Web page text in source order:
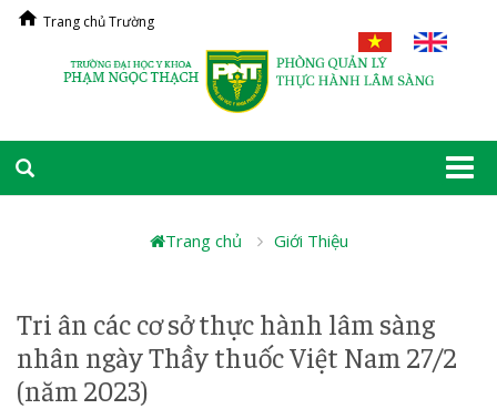
Trang chủ Trường
Trang chủ Giới Thiệu
Tri ân các cơ sở thực hành lâm sàng
nhân ngày Thầy thuốc Việt Nam 27/2
(năm 2023)